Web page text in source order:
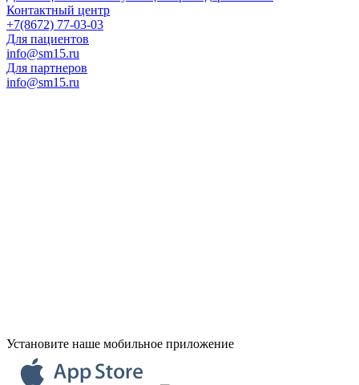
Контактный центр
+7(8672) 77-03-03
Для пациентов
info@sm15.ru
Для партнеров
info@sm15.ru
Установите наше мобильное приложение